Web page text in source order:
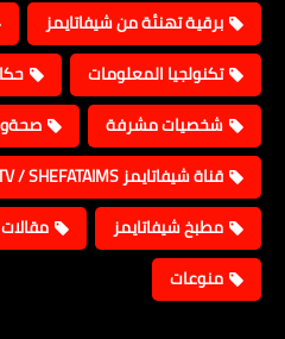
برقية تهنئة من شيفاتايمز
تكنولجيا المعلومات
شخصيات مشرفة
قناة شيفاتايمز TV / SHEFATAIMS
مطبخ شيفاتايمز
مقالات
منوعات